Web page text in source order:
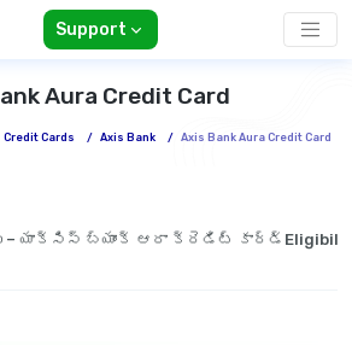
Support
Aura Credit Card
Credit Cards / Axis Bank / Axis Bank Aura Credit Card
– యాక్సిస్ బ్యాంక్ ఆరా క్రెడిట్ కార్డ్